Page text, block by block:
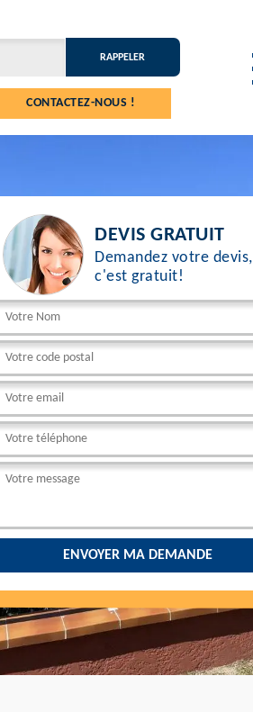
CONTACTEZ-NOUS !
DEVIS GRATUIT
Demandez votre devis,
c'est gratuit!